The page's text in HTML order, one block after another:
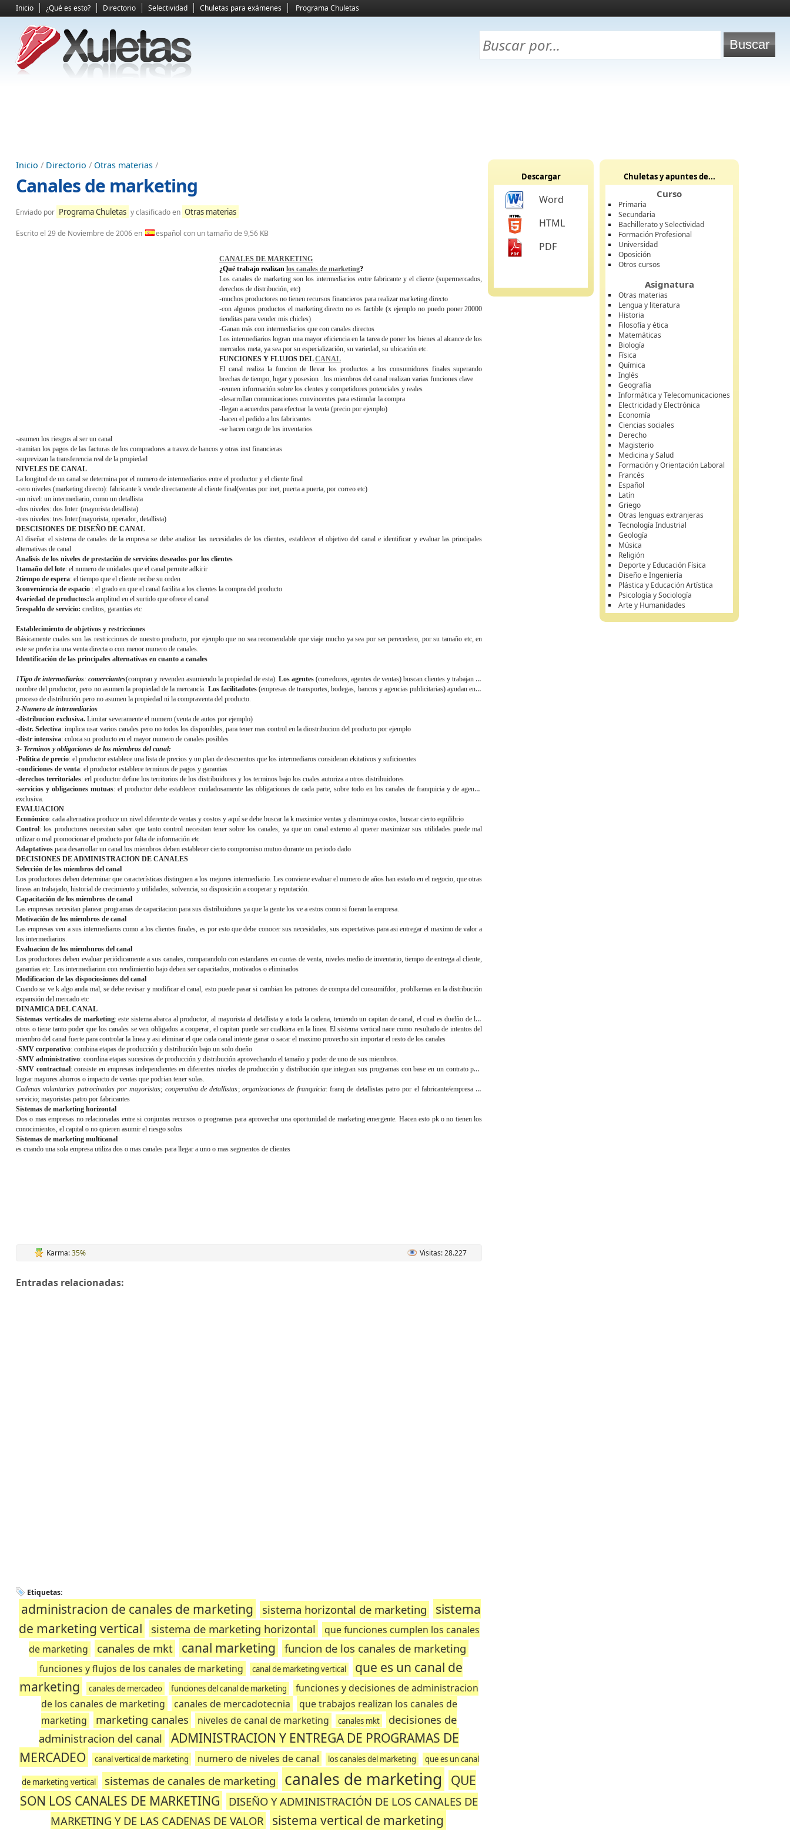
Inicio ¿Qué es esto? Directorio Selectividad Chuletas para exámenes Programa Chuletas
Inicio / Directorio / Otras materias /
Canales de marketing
Enviado por Programa Chuletas y clasificado en Otras materias
Escrito el 29 de Noviembre de 2006en español con un tamaño de 9,56 KB
CANALES DE MARKETING
¿Qué trabajo realizan los canales de marketing?
Los canales de marketing son los intermediarios entre fabricante y el cliente (supermercados,
derechos de distribución, etc)
-muchos productores no tienen recursos financieros para realizar marketing directo
-con algunos productos el marketing directo no es factible (x ejemplo no puedo poner 20000
tienditas para vender mis chicles)
-Ganan más con intermediarios que con canales directos
Los intermediarios logran una mayor eficiencia en la tarea de poner los bienes al alcance de los
mercados meta, ya sea por su especialización, su variedad, su ubicación etc.
FUNCIONES Y FLUJOS DELCANAL
El canal realiza la funcion de llevar los productos a los consumidores finales superando
brechas de tiempo, lugar y posesion . los miembros del canal realizan varias funciones clave
-reunen información sobre los clentes y competidores potenciales y reales
-desarrollan comunicaciones convincentes para estimular la compra
-llegan a acuerdos para efectuar la venta (precio por ejemplo)
-hacen el pedido a los fabricantes
-se hacen cargo de los inventarios
-asumen los riesgos al ser un canal
-tramitan los pagos de las facturas de los compradores a travez de bancos y otras inst financieras
-suprevizan la transferencia real de la propiedad
NIVELES DE CANAL
La longitud de un canal se determina por el numero de intermediarios entre el productor y el cliente final
-cero niveles (marketing directo): fabricante k vende directamente al cliente final(ventas por inet, puerta a puerta, por correo etc)
-un nivel: un intermediario, como un detallista
-dos niveles: dos Inter. (mayorista detallista)
-tres niveles: tres Inter.(mayorista, operador, detallista)
DESCISIONES DE DISEÑO DE CANAL
Al diseñar el sistema de canales de la empresa se debe analizar las necesidades de los clientes, establecer el objetivo del canal e identificar y evaluar las principales
alternativas de canal
Analisis de los niveles de prestación de servicios deseados por los clientes
1tamaño del lote: el numero de unidades que el canal permite adkirir
2tiempo de espera: el tiempo que el cliente recibe su orden
3conveniencia de espacio : el grado en que el canal facilita a los clientes la compra del producto
4variedad de productos:la amplitud en el surtido que ofrece el canal
5respaldo de servicio: creditos, garantias etc
Establecimiento de objetivos y restricciones
Básicamente cuales son las restricciones de nuestro producto, por ejemplo que no sea recomendable que viaje mucho ya sea por ser perecedero, por su tamaño etc, en
este se preferira una venta directa o con menor numero de canales.
Identificación de las principales alternativas en cuanto a canales
1Tipo de intermediarios:comerciantes(compran y revenden asumiendo la propiedad de esta).Los agentes (corredores, agentes de ventas) buscan clientes y trabajan en
nombre del productor, pero no asumen la propiedad de la mercancía. Los facilitadotes(empresas de transportes, bodegas, bancos y agencias publicitarias) ayudan en el
proceso de distribución pero no asumen la propiedad ni la compraventa del producto.
2-Numero de intermediarios
-distribucion exclusiva. Limitar severamente el numero (venta de autos por ejemplo)
-distr. Selectiva: implica usar varios canales pero no todos los disponibles, para tener mas control en la diostribucion del producto por ejemplo
-distr intensiva: coloca su producto en el mayor numero de canales posibles
3- Terminos y obligaciones de los miembros del canal:
-Politica de precio: el productor establece una lista de precios y un plan de descuentos que los intermediaros consideran ekitativos y suficioentes
-condiciones de venta: el productor establece terminos de pagos y garantias
-derechos territoriales: erl productor define los territorios de los distribuidores y los terminos bajo los cuales autoriza a otros distribuidores
-servicios y obligaciones mutuas: el productor debe establecer cuidadosamente las obligaciones de cada parte, sobre todo en los canales de franquicia y de agencia
exclusiva.
EVALUACION
Económico: cada alternativa produce un nivel diferente de ventas y costos y aquí se debe buscar la k maximice ventas y disminuya costos, buscar cierto equilibrio
Control: los productores necesitan saber que tanto control necesitan tener sobre los canales, ya que un canal externo al querer maximizar sus utilidades puede mal
utilizar o mal promocionar el producto por falta de información etc
Adaptativos para desarrollar un canal los miembros deben establecer cierto compromiso mutuo durante un periodo dado
DECISIONES DE ADMINISTRACION DE CANALES
Selección de los miembros del canal
Los productores deben determinar que características distinguen a los mejores intermediario. Les conviene evaluar el numero de años han estado en el negocio, que otras
lineas an trabajado, historial de crecimiento y utilidades, solvencia, su disposición a cooperar y reputación.
Capacitación de los miembros de canal
Las empresas necesitan planear programas de capacitacion para sus distribuidores ya que la gente los ve a estos como si fueran la empresa.
Motivación de los miembros de canal
Las empresas ven a sus intermediaros como a los clientes finales, es por esto que debe conocer sus necesidades, sus expectativas para asi entregar el maximo de valor a
los intermediarios.
Evaluacion de los miembnros del canal
Los productores deben evaluar periódicamente a sus canales, comparandolo con estandares en cuotas de venta, niveles medio de inventario, tiempo de entrega al cliente,
garantias etc. Los intermediarion con rendimientio bajo deben ser capacitados, motivados o eliminados
Modificacion de las dispociosiones del canal
Cuando se ve k algo anda mal, se debe revisar y modificar el canal, esto puede pasar si cambian los patrones de compra del consumifdor, problkemas en la distribución
expansión del mercado etc
DINAMICA DEL CANAL
Sistemas verticales de marketing: este sistema abarca al productor, al mayorista al detallista y a toda la cadena, teniendo un capitan de canal, el cual es duelño de los
otros o tiene tanto poder que los canales se ven obligados a cooperar, el capitan puede ser cualkiera en la linea. El sistema vertical nace como resultado de intentos del
miembro del canal fuerte para controlar la linea y asi eliminar el que cada canal intente ganar o sacar el maximo provecho sin importar el resto de los canales
-SMV corporativo: combina etapas de producción y distribución bajo un solo dueño
-SMV administrativo: coordina etapas sucesivas de producción y distribución aprovechando el tamaño y poder de uno de sus miembros.
-SMV contractual: consiste en empresas independientes en diferentes niveles de producción y distribución que integran sus programas con base en un contrato para
lograr mayores ahorros o impacto de ventas que podrian tener solas.
Cadenas voluntarias patrocinadas por mayoristas; cooperativa de detallistas; organizaciones de franquicia: franq de detallistas patro por el fabricante/empresa de
servicio; mayoristas patro por fabricantes
Sistemas de marketing horizontal
Dos o mas empresas no relacionadas entre si conjuntas recursos o programas para aprovechar una oportunidad de marketing emergente. Hacen esto pk o no tienen los
conocimientos, el capital o no quieren asumir el riesgo solos
Sistemas de marketing multicanal
es cuando una sola empresa utiliza dos o mas canales para llegar a uno o mas segmentos de clientes
Karma:35% Visitas: 28.227
Entradas relacionadas:
Etiquetas:
administracion de canales de marketing sistema horizontal de marketing
sistema
de marketing vertical
sistema de marketing horizontal
que funciones cumplen los canales
de marketing
canales de mkt canal marketing funcion de los canales de marketing
funciones y flujos de los canales de marketing canal de marketing vertical
que es un canal de
marketing
canales de mercadeo funciones del canal de marketing
funciones y decisiones de administracion
de los canales de marketing
canales de mercadotecnia
que trabajos realizan los canales de
marketing
marketing canales niveles de canal de marketing canales mkt
decisiones de
administracion del canal
ADMINISTRACION Y ENTREGA DE PROGRAMAS DE
MERCADEO
canal vertical de marketing numero de niveles de canal los canales del marketing que es un canal
de marketing vertical sistemas de canales de marketing canales de marketing
QUE
SON LOS CANALES DE MARKETING
DISEÑO Y ADMINISTRACIÓN DE LOS CANALES DE
MARKETING Y DE LAS CADENAS DE VALOR
sistema vertical de marketing
Descargar
Word
HTML
PDF
Chuletas y apuntes de...
Curso
Primaria
Secundaria
Bachillerato y Selectividad
Formación Profesional
Universidad
Oposición
Otros cursos
Asignatura
Otras materias
Lengua y literatura
Historia
Filosofía y ética
Matemáticas
Biología
Física
Química
Inglés
Geografía
Informática y Telecomunicaciones
Electricidad y Electrónica
Economía
Ciencias sociales
Derecho
Magisterio
Medicina y Salud
Formación y Orientación Laboral
Francés
Español
Latín
Griego
Otras lenguas extranjeras
Tecnología Industrial
Geología
Música
Religión
Deporte y Educación Física
Diseño e Ingeniería
Plástica y Educación Artística
Psicología y Sociología
Arte y Humanidades